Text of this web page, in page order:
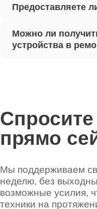
Предоставляете
Можно ли
устройства в
прямо
Мы поддерживаем
неделю, без
возможные усилия,
техники на